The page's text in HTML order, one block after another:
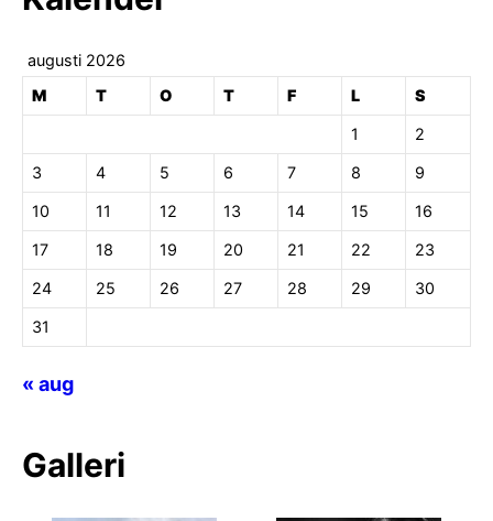
augusti 2026
M
T O T F L S
1 2
3 4 5 6 7 8 9
10 11 12 13 14 15 16
17 18 19 20 21 22 23
24 25 26 27 28 29 30
31
« aug
Galleri